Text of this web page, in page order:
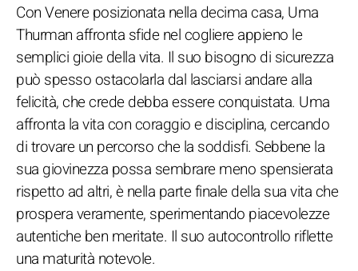
Con Venere posizionata nella decima casa, Uma
Thurman affronta sfide nel cogliere appieno le
semplici gioie della vita. Il suo bisogno di sicurezza
può spesso ostacolarla dal lasciarsi andare alla
felicità, che crede debba essere conquistata. Uma
affronta la vita con coraggio e disciplina, cercando
di trovare un percorso che la soddisfi. Sebbene la
sua giovinezza possa sembrare meno spensierata
rispetto ad altri, è nella parte finale della sua vita che
prospera veramente, sperimentando piacevolezze
autentiche ben meritate. Il suo autocontrollo riflette
una maturità notevole.